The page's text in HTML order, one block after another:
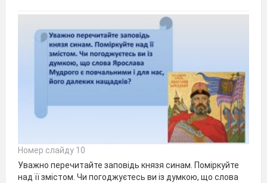
Номер слайду 10
Уважно перечитайте заповідь князя синам. Поміркуйте
над її змістом. Чи погоджуєтесь ви із думкою, що слова